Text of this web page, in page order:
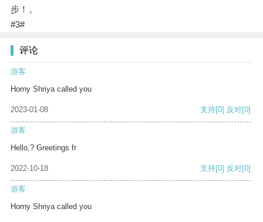
步！。
#3#
评论
游客
Horny Shriya called you
2023-01-08 支持[0] 反对[0]
游客
Hello,? Greetings fr
2022-10-18 支持[0] 反对[0]
游客
Horny Shriya called you